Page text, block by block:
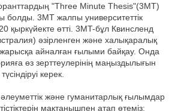
"Three Minute Thesis"(3MT)
3MT жалпы университеттік
қыркүйекте өтті. 3MT-бұл Квинсленд
әзірленген және халықаралық
айналған ғылыми байқау. Онда
өз зерттеулерінің маңыздылығын
керек.
және гуманитарлық ғылымдар
мақтанышпен атап өтеміз: